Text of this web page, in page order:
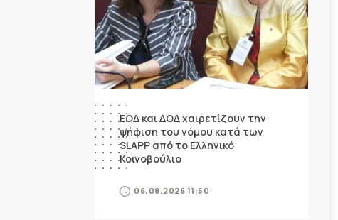
ΕΟΔ και ΔΟΔ χαιρετίζουν την
ψήφιση του νόμου κατά των
SLAPP από το Ελληνικό
Κοινοβούλιο
06.08.2026 11:50